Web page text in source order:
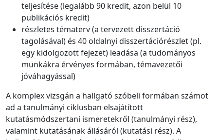
teljesítése (legalább 90 kredit, azon belül 10
publikációs kredit)
részletes tématerv (a tervezett disszertáció
tagolásával) és 40 oldalnyi disszertációrészlet (pl.
egy kidolgozott fejezet) leadása (a tudományos
munkákra érvényes formában, témavezetői
jóváhagyással)
A komplex vizsgán a hallgató szóbeli formában számot
ad a tanulmányi ciklusban elsajátított
kutatásmódszertani ismeretekről (tanulmányi rész),
valamint kutatásának állásáról (kutatási rész). A